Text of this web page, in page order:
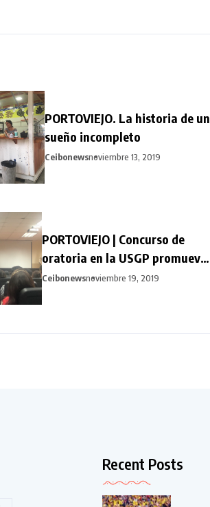
PORTOVIEJO. La historia de un
sueño incompleto
Ceibonewsnoviembre 13, 2019
PORTOVIEJO | Concurso de
oratoria en la USGP promueve
la conservación del medio
ambiente
Ceibonewsnoviembre 19, 2019
Recent Posts